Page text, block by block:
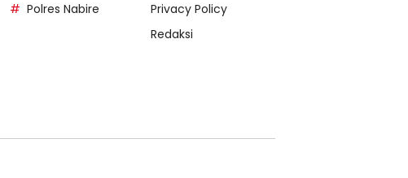
Polres Nabire
Privacy Policy
Redaksi